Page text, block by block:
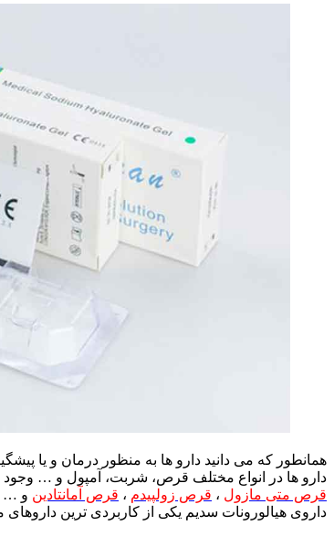
همانطور که می دانید دارو ها به منظور درمان و یا
دارو ها در انواع مختلف قرص، شربت، آمپول و … وجود
قرص متی مازول ، قرص زولپیدم ، قرص آمانتادین و …
داروی هیالورونات سدیم یکی از کاربردی ترین